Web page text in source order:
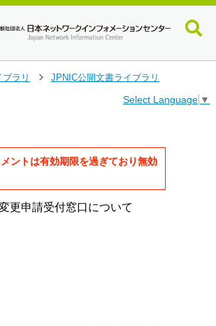
ブラリ
JPNIC公開文書ライブラリ
Select Language ▼
ントは有効期限を過ぎており無効
更申請受付窓口について